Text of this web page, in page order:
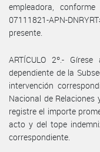
empleadora,
07111821-APN-
presente.
ARTÍCULO 2º.-
dependiente de la
intervención
Nacional de Relaciones
registre el importe
acto y del tope
correspondiente.